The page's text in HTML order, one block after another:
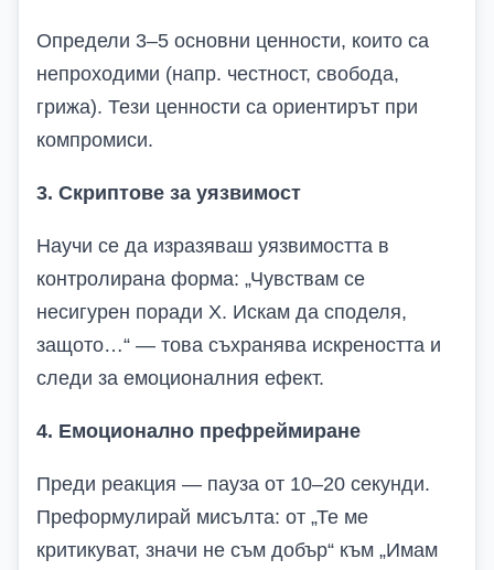
Определи 3–5 основни ценности, които са
непроходими (напр. честност, свобода,
грижа). Тези ценности са ориентирът при
компромиси.
3. Скриптове за уязвимост
Научи се да изразяваш уязвимостта в
контролирана форма: „Чувствам се
несигурен поради X. Искам да споделя,
защото…“ — това съхранява искреността и
следи за емоционалния ефект.
4. Емоционално префреймиране
Преди реакция — пауза от 10–20 секунди.
Преформулирай мисълта: от „Те ме
критикуват, значи не съм добър“ към „Имам